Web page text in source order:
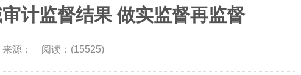
计监督结果 做实监督再监督
源： 阅读：(15525)